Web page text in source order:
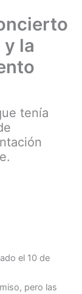
la
tenía
el 10 de
pero las